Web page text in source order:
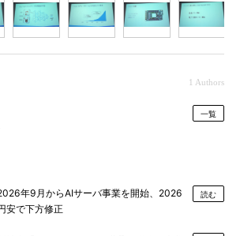
1 Authors
一覧
年9月からAIサーバ事業を開始、2026
安で下方修正
読む